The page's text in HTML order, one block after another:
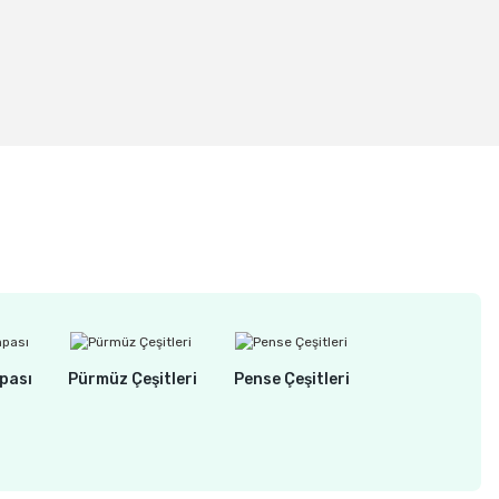
Pürmüz Çeşitleri Pense Çeşitleri